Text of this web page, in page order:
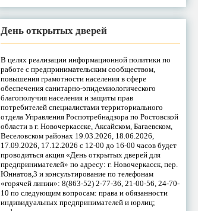
День открытых дверей
В целях реализации информационной политики по
работе с предпринимательским сообществом,
повышения грамотности населения в сфере
обеспечения санитарно-эпидемиологического
благополучия населения и защиты прав
потребителей специалистами территориального
отдела Управления Роспотребнадзора по Ростовской
области в г. Новочеркасске, Аксайском, Багаевском,
Веселовском районах 19.03.2026, 18.06.2026,
17.09.2026, 17.12.2026 с 12-00 до 16-00 часов будет
проводиться акция «День открытых дверей для
предпринимателей» по адресу: г. Новочеркасск, пер.
Юннатов,3 и консультирование по телефонам
«горячей линии»: 8(863-52) 2-77-36, 21-00-56, 24-70-
10 по следующим вопросам: права и обязанности
индивидуальных предпринимателей и юрлиц;